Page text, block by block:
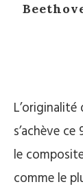
L’originalité
s’achève
le
comme le